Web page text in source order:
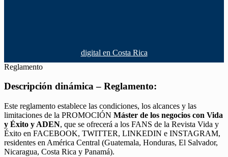
digital en Costa Rica
Reglamento
Descripción dinámica – Reglamento:
Este reglamento establece las condiciones, los alcances y las
limitaciones de la PROMOCIÓN Máster de los negocios con Vida
y Éxito y ADEN, que se ofrecerá a los FANS de la Revista Vida y
Éxito en FACEBOOK, TWITTER, LINKEDIN e INSTAGRAM,
residentes en América Central (Guatemala, Honduras, El Salvador,
Nicaragua, Costa Rica y Panamá).